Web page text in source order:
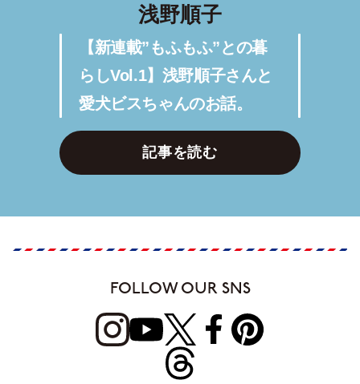
浅野順子
【新連載”もふもふ”との暮
らしVol.1】浅野順子さんと
愛犬ビスちゃんのお話。
記事を読む
FOLLOW OUR SNS